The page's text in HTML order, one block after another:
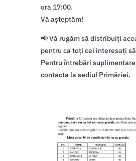
ora 17:00.
Vă așteptăm!
📢 Vă rugăm să distribuiți
pentru ca toți cei interesați
Pentru întrebări
contacta la sediul Primăriei.